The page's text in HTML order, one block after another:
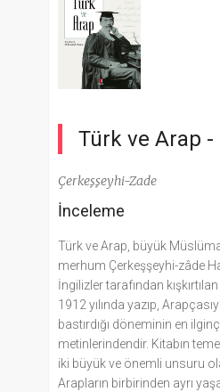
Türk ve Arap -
Çerkeşşeyhi-Zade
İnceleme
Türk ve Arap, büyük
merhum Çerkeşşeyhi-zâde
İngilizler tarafından
1912 yılında yazıp,
bastırdığı döneminin en
metinlerindendir. Kitabın
iki büyük ve önemli unsuru
Arapların birbirinden ayrı